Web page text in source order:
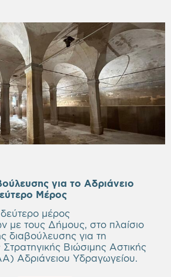
για το Αδριάνειο
Μέρος
μέρος
με τους Δήμους, στο πλαίσιο
διαβούλευσης για τη
Βιώσιμης Αστικής
Αδριάνειου Υδραγωγείου.